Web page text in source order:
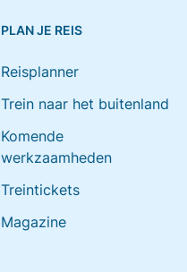
PLAN JE REIS
Reisplanner
Trein naar het buitenland
Komende
werkzaamheden
Treintickets
Magazine